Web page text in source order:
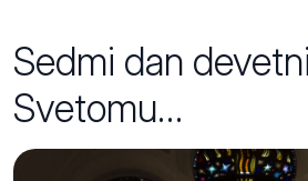
Sedmi dan
Svetomu…